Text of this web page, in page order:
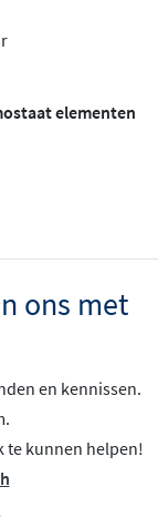
elementen
ons met
en kennissen.
te kunnen helpen!